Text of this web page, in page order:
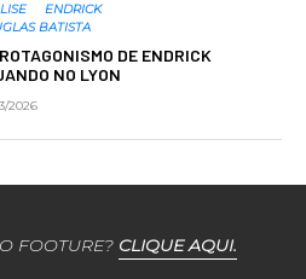
ENDRICK
BATISTA
DE ENDRICK
NO LYON
2026
FOOTURE? CLIQUE AQUI.